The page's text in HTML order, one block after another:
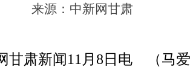
来源： 中新网甘肃
肃新闻11月8日电 （马爱